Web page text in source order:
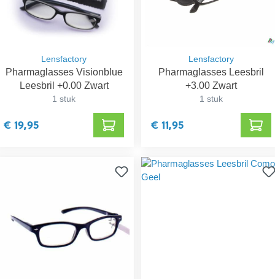
Lensfactory
Pharmaglasses Visionblue
Leesbril +0.00 Zwart
1 stuk
€ 19,95
Lensfactory
Pharmaglasses Leesbril
+3.00 Zwart
1 stuk
€ 11,95